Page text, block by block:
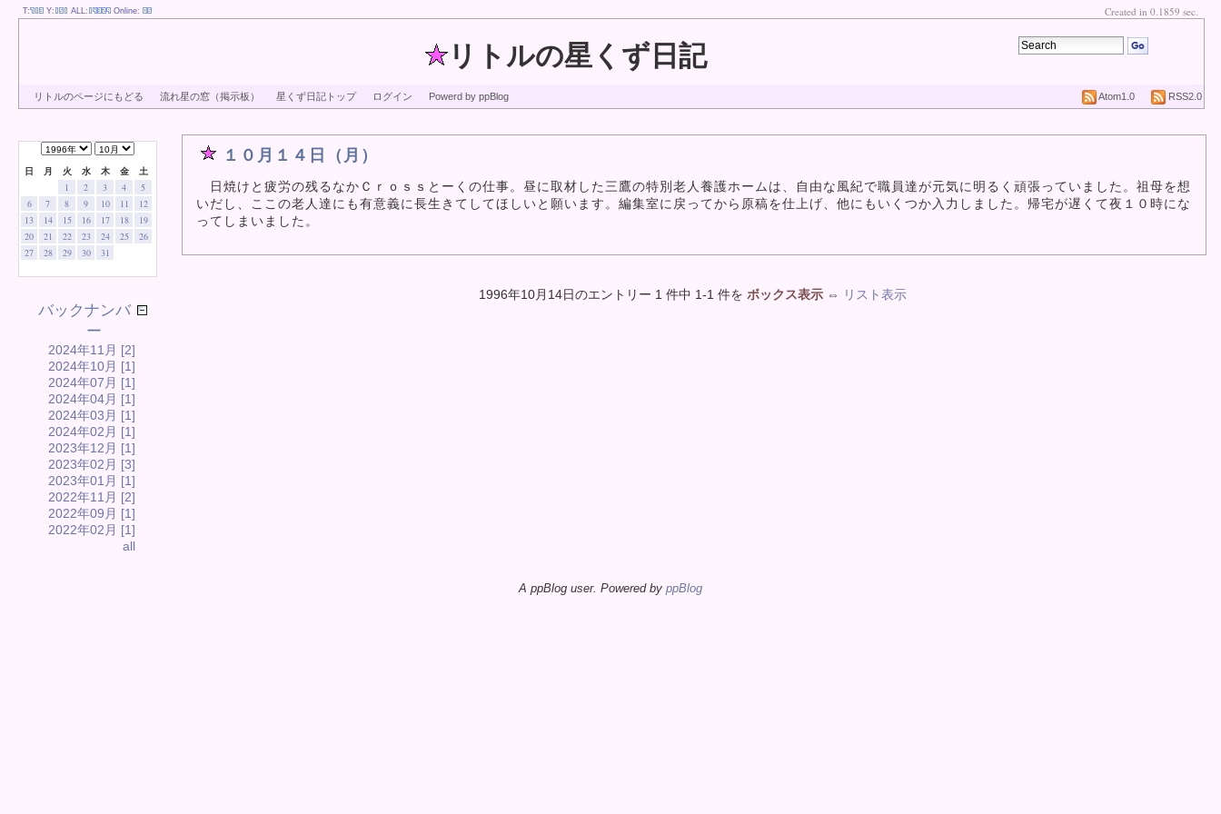
リトルの星くず日記
リトルのページにもどる 流れ星の窓（掲示板） 星くず日記トップ ログイン Powerd by ppBlog RSS2.0
Atom1.0
１０月１４日（月）
日焼けと疲労の残るなかＣｒｏｓｓとーくの仕事。昼に取材した三鷹の特別老人養護ホームは、自由な風紀で職員達が元気に明るく頑張っていました。祖母を想
いだし、ここの老人達にも有意義に長生きてしてほしいと願います。編集室に戻ってから原稿を仕上げ、他にもいくつか入力しました。帰宅が遅くて夜１０時にな
ってしまいました。
1996年10月14日のエントリー 1 件中 1-1 件を ボックス表示⇔ リスト表示
T: Y: ALL: Online: Created in 0.1859 sec.
日 月 火 水 木 金 土
1 2 3 4
5
6
7 8 9 10 11
12
13
14 15 16 17 18
19
20
21 22 23 24 25
26
27
28 29 30 31
バックナンバ
ー
2024年11月 [2]
2024年10月 [1]
2024年07月 [1]
2024年04月 [1]
2024年03月 [1]
2024年02月 [1]
2023年12月 [1]
2023年02月 [3]
2023年01月 [1]
2022年11月 [2]
2022年09月 [1]
2022年02月 [1]
all
A ppBlog user. Powered by ppBlog